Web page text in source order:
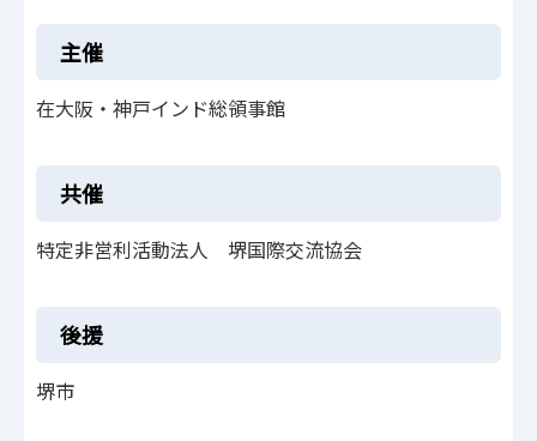
主催
在大阪・神戸インド総領事館
共催
特定非営利活動法人 堺国際交流協会
後援
堺市